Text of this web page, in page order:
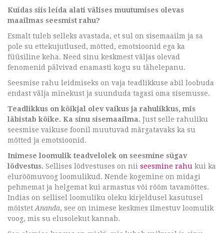
Kuidas siis leida alati välises muutumises olevas
maailmas seesmist rahu?
Esmalt tuleb selleks avastada, et sul on sisemaailm ja sa
pole su ettekujutlused, mõtted, emotsioonid ega ka
füüsiline keha. Need sinu keskmest väljas olevad
fenomenid pälvivad enamasti kogu su tähelepanu.
Seesmise rahu leidmiseks on vaja teadlikkuse abil loobuda
endast välja minekust ja suunduda tagasi oma sisemusse.
Teadlikkus on kõikjal olev vaikus ja rahulikkus, mis
läbistab kõike. Ka sinu sisemaailma. Just selle rahuliku
seesmise vaikuse foonil muutuvad märgatavaks ka su
mõtted ja emotsioonid.
Inimese loomulik teadvelolek on seesmine sügav
lõdvestus. Sellises lõdvestuses on nii seesmine rahu kui ka
elurõõmuvoog loomulikud. Nende kogemine on midagi
pehmemat ja helgemat kui armastus või rõõm tavamõttes.
Indias on sellisel loomuliku oleku kirjeldusel kasutusel
mõistetAnanda, see on inimese keskmes ilmestuv loomulik
voog, mis su elusolekut kannab.